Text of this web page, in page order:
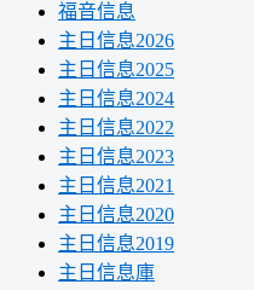
福音信息
主日信息2026
主日信息2025
主日信息2024
主日信息2022
主日信息2023
主日信息2021
主日信息2020
主日信息2019
主日信息庫